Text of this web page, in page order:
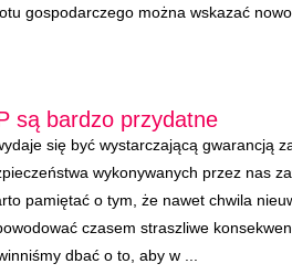
gospodarczego można wskazać
są bardzo przydatne
się być wystarczającą gwarancją
wykonywanych przez nas
pamiętać o tym, że nawet chwila
czasem straszliwe
dbać o to, aby w ...